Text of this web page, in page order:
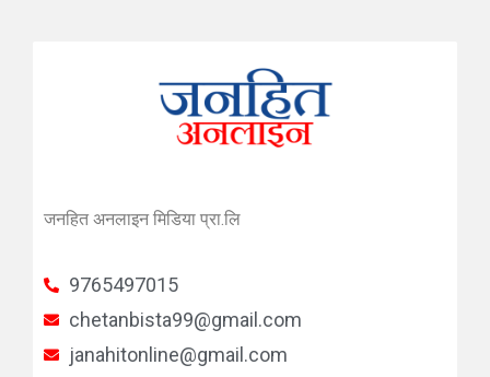
जनहित अनलाइन मिडिया प्रा.लि
9765497015
chetanbista99@gmail.com
janahitonline@gmail.com